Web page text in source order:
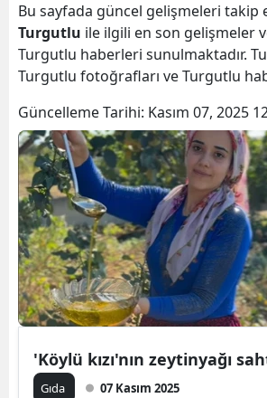
Bu sayfada güncel gelişmeleri takip
Turgutlu ile ilgili en son gelişmeler
Turgutlu haberleri sunulmaktadır.
Turgutlu fotoğrafları ve Turgutlu
Güncelleme Tarihi: Kasım 07, 2025
'Köylü kızı'nın zeytinyağı
Gıda 07 Kasım 2025